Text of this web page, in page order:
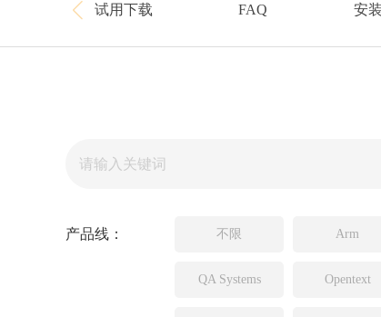
试用下载 FAQ 安
产品线： 不限 Arm
QA Systems Opentext